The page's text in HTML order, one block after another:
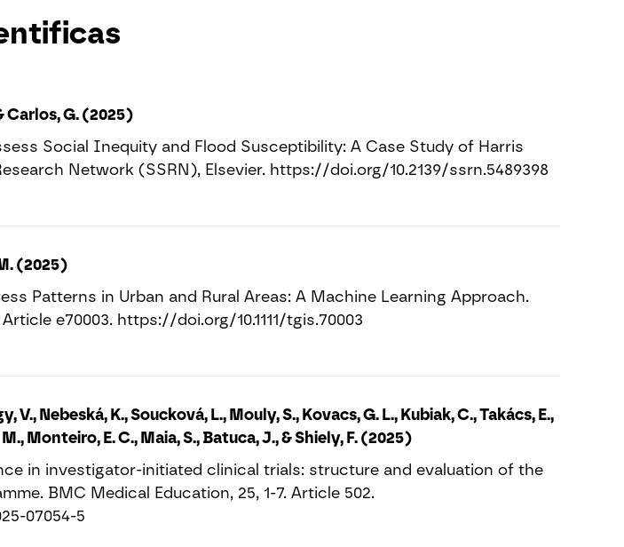
Carlos, G. (2025)
Social Inequity and Flood Susceptibility: A Case Study of Harris
Network (SSRN), Elsevier. https://doi.org/10.2139/ssrn.5489398
(2025)
Patterns in Urban and Rural Areas: A Machine Learning Approach.
e70003. https://doi.org/10.1111/tgis.70003
V., Nebeská, K., Soucková, L., Mouly, S., Kovacs, G. L., Kubiak, C., Takács, E.,
Monteiro, E. C., Maia, S., Batuca, J., & Shiely, F. (2025)
in investigator-initiated clinical trials: structure and evaluation of the
BMC Medical Education, 25, 1-7. Article 502.
07054-5